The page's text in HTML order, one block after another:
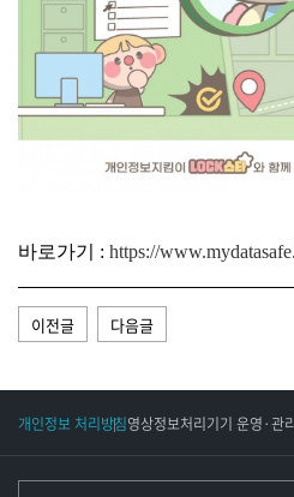
바로가기 : https://
이전글 다음글
개인정보 처리방침영상정보처리기기 운영·관